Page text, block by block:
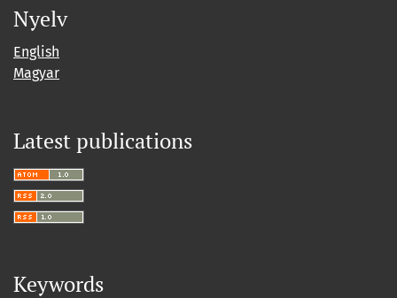
Nyelv
English
Magyar
Latest publications
Keywords